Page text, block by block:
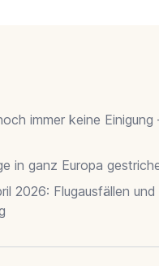
immer keine
in ganz Europa
2026: Flugausfällen und